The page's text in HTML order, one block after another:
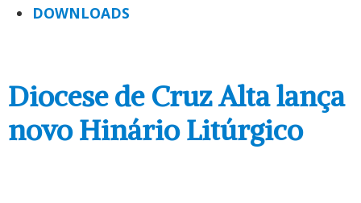
DOWNLOADS
Diocese de Cruz Alta lança
novo Hinário Litúrgico